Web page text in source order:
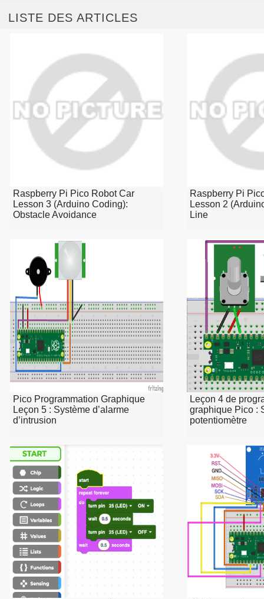
LISTE DES ARTICLES
Raspberry Pi Pico Robot Car
Lesson 3 (Arduino Coding):
Obstacle Avoidance
Raspberry Pi
Lesson 2
Line
Pico Programmation Graphique
Leçon 5 : Système d’alarme
d’intrusion
Leçon 4 de
graphique Pico :
potentiomètre